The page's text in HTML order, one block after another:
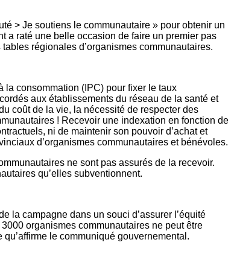
> Je soutiens le communautaire » pour obtenir un
a raté une belle occasion de faire un premier pas
régionales d’organismes communautaires.
la consommation (IPC) pour fixer le taux
aux établissements du réseau de la santé et
coût de la vie, la nécessité de respecter des
! Recevoir une indexation en fonction de
ni de maintenir son pouvoir d’achat et
d’organismes communautaires et bénévoles.
ne sont pas assurés de la recevoir.
qu’elles subventionnent.
la campagne dans un souci d’assurer l’équité
organismes communautaires ne peut être
le communiqué gouvernemental.